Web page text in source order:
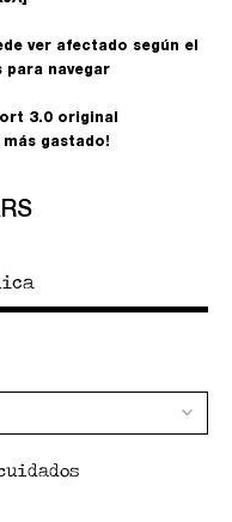
ver afectado según el
navegar
3.0 original
gastado!